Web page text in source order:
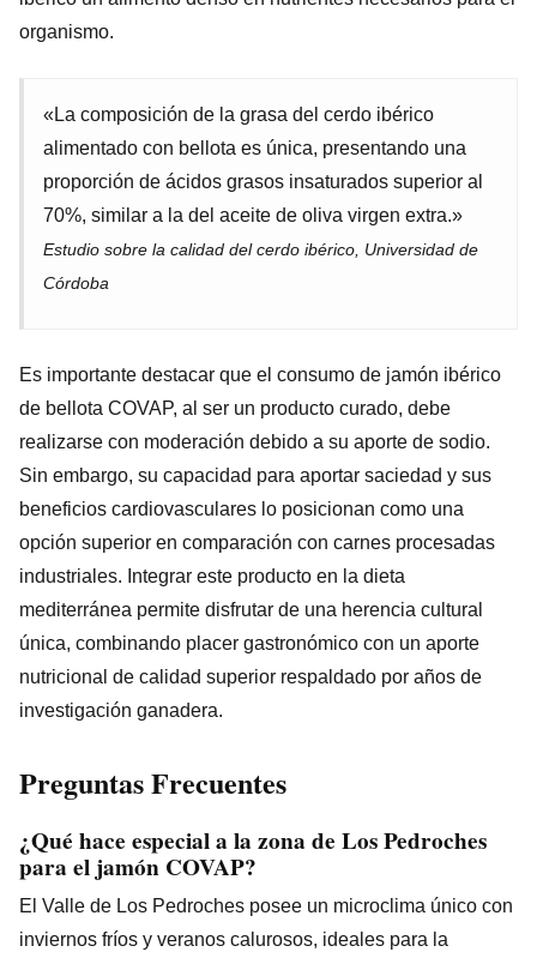
organismo.
«La composición de la grasa del cerdo ibérico
alimentado con bellota es única, presentando una
proporción de ácidos grasos insaturados superior al
70%, similar a la del aceite de oliva virgen extra.»
Estudio sobre la calidad del cerdo ibérico, Universidad de
Córdoba
Es importante destacar que el consumo de jamón ibérico
de bellota COVAP, al ser un producto curado, debe
realizarse con moderación debido a su aporte de sodio.
Sin embargo, su capacidad para aportar saciedad y sus
beneficios cardiovasculares lo posicionan como una
opción superior en comparación con carnes procesadas
industriales. Integrar este producto en la dieta
mediterránea permite disfrutar de una herencia cultural
única, combinando placer gastronómico con un aporte
nutricional de calidad superior respaldado por años de
investigación ganadera.
Preguntas Frecuentes
¿Qué hace especial a la zona de Los Pedroches
para el jamón COVAP?
El Valle de Los Pedroches posee un microclima único con
inviernos fríos y veranos calurosos, ideales para la